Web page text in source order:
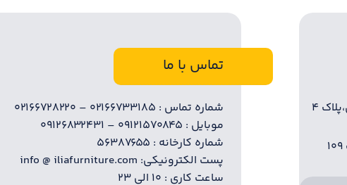
۴
تماس با ما
شماره تماس : ۰۲۱۶۶۷۳۳۱۸۵ – ۰۲۱۶۶۷۲۸۲۲۰
موبایل : ۰۹۱۲۱۵۷۰۸۴۵ – ۰۹۱۲۶۸۳۲۴۳۱
شماره کارخانه : ۵۶۳۸۷۶۵۵
پست الکترونیکی: info @ iliafurniture.com
ساعت کاری : ۱۰ الی ۲۳